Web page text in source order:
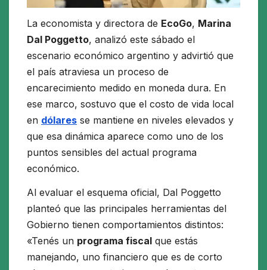
La economista y directora de EcoGo, Marina
Dal Poggetto, analizó este sábado el
escenario económico argentino y advirtió que
el país atraviesa un proceso de
encarecimiento medido en moneda dura. En
ese marco, sostuvo que el costo de vida local
en dólares se mantiene en niveles elevados y
que esa dinámica aparece como uno de los
puntos sensibles del actual programa
económico.
Al evaluar el esquema oficial, Dal Poggetto
planteó que las principales herramientas del
Gobierno tienen comportamientos distintos:
«Tenés un programa fiscal que estás
manejando, uno financiero que es de corto